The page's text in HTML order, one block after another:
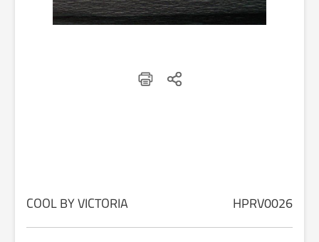
COOL BY VICTORIA HPRV0026